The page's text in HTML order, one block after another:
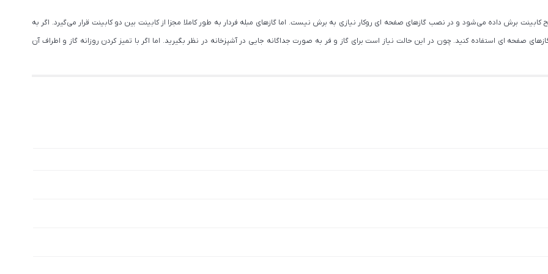
برش داده می‌شود و در نصب گازهای صفحه ای روکار نیازی به برش نیست. اما گازهای مبله فردار به طور کاملا مجزا از کابینت بین دو کابینت قرار می‌گیرد. اگر به
صفحه ای استفاده کنید. چون در این حالت نیاز است برای گاز و فر به صورت جداگانه جایی در آشپزخانه در نظر بگیرید. اما اگر با تمیز کردن روزانه گاز و اطراف آن